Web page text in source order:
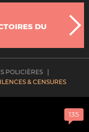
DU
POLICIÈRES
& CENSURES